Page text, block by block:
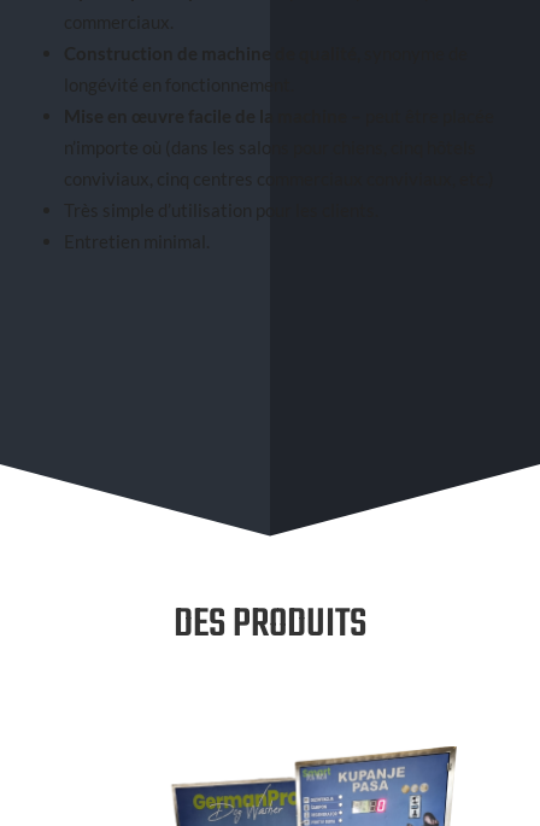
commerciaux.
Construction de machine de qualité,
longévité en fonctionnement.
Mise en œuvre facile de la machine –
n’importe où (dans les salons pour chiens, cinq hôtels
conviviaux, cinq centres commerciaux conviviaux, etc.)
Très simple d’utilisation pour les clients.
Entretien minimal.
DES PRODUITS